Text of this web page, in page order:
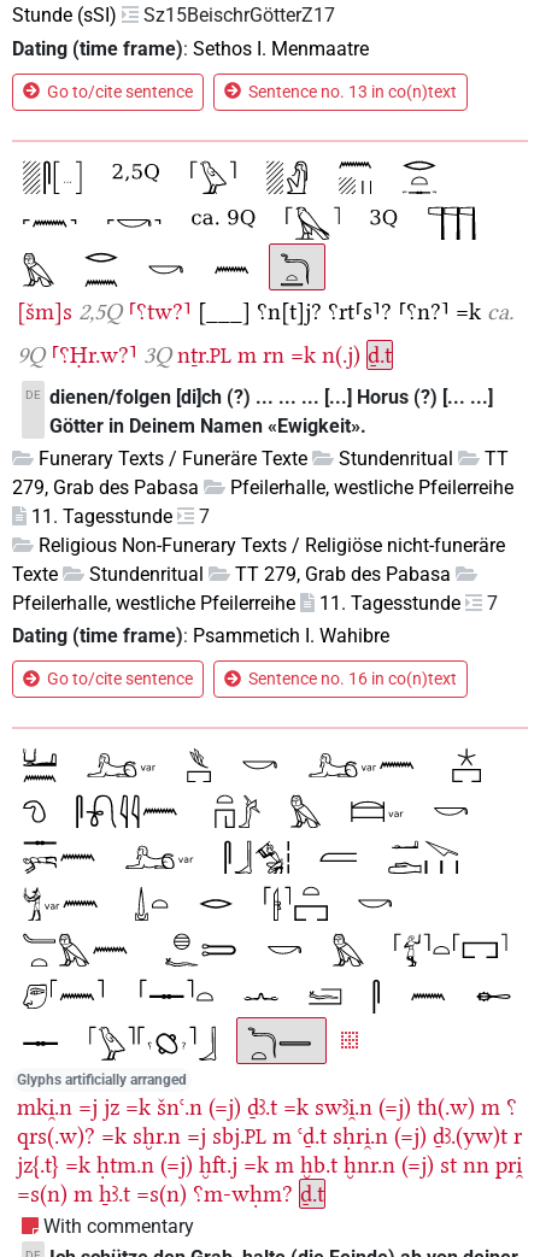
Stunde (sSI)
Sz15BeischrGötterZ17
Dating (time frame): Sethos I. Menmaatre
Go to/cite sentence Sentence no. 13 in co(n)text
[šm]s 2,5Q ⸢⸮tw?⸣ [___] ⸮n[t]j? ⸮rt⸢s⸣? ⸢⸮n?⸣ =k ca.
9Q ⸢⸮Ḥr.w?⸣ 3Q nṯr.PL m rn =k n(.j) ḏ.t
DE dienen/folgen [di]ch (?) ... ... ... [...] Horus (?) [... ...]
Götter in Deinem Namen «Ewigkeit».
Funerary Texts / Funeräre Texte
Stundenritual
TT
279, Grab des Pabasa
Pfeilerhalle, westliche Pfeilerreihe
11. Tagesstunde
7
Religious Non-Funerary Texts / Religiöse nicht-funeräre
Texte
Stundenritual
TT 279, Grab des Pabasa
Pfeilerhalle, westliche Pfeilerreihe
11. Tagesstunde
7
Dating (time frame): Psammetich I. Wahibre
Go to/cite sentence Sentence no. 16 in co(n)text
Glyphs artificially arranged
mki̯.n =j jz =k šnꜥ.n (=j) ḏꜣ.t =k swꜣi̯.n (=j) th(.w) m ⸮
qrs(.w)? =k sḫr.n =j sbj.PL m ꜥḏ.t sḥri̯.n (=j) ḏꜣ.(yw)t r
jz{.t} =k ḥtm.n (=j) ḫft.j =k m ḫb.t ḫnr.n (=j) st nn pri̯
=s(n) m ẖꜣ.t =s(n) ⸮m-wḥm? ḏ.t
With commentary